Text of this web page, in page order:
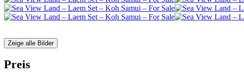
Zeige alle Bilder
Preis